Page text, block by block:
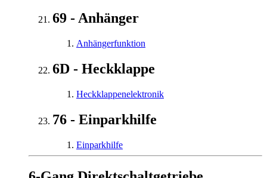
69 - Anhänger
Anhängerfunktion
6D - Heckklappe
Heckklappenelektronik
76 - Einparkhilfe
Einparkhilfe